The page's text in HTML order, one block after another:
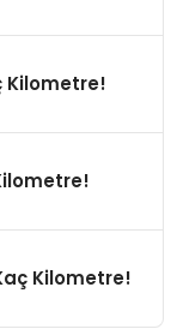
Kilometre!
Kilometre!